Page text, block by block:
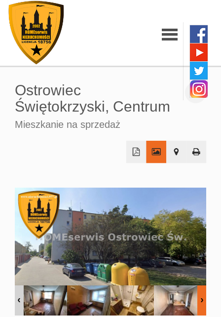
Strona
Mieszkania
Domy
Dzialki
Lokale
Ostrowiec
Świętokrzyski, Centrum
Mieszkanie na sprzedaż
−